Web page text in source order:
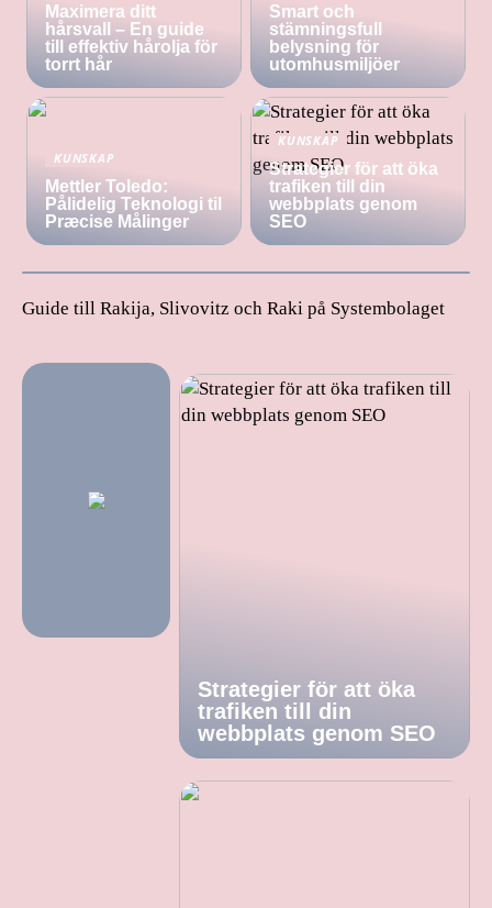
Maximera ditt
hårsvall – En guide
till effektiv hårolja för
torrt hår
Smart och
stämningsfull
belysning för
utomhusmiljöer
KUNSKAP
Mettler Toledo:
Pålidelig Teknologi til
Præcise Målinger
KUNSKAP
Strategier för att öka
trafiken till din
webbplats genom
SEO
Guide till Rakija, Slivovitz och Raki på Systembolaget
Strategier för att öka
trafiken till din
webbplats genom SEO